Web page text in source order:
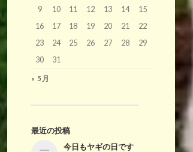
9
10 11 12 13 14
15
16
17 18 19 20 21
22
23
24 25 26 27 28
29
30
31
« 5月
最近の投稿
今日もヤギの日です